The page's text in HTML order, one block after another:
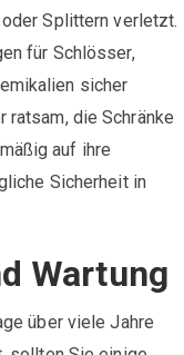
oder Splittern verletzt.
für Schlösser,
sicher
ratsam, die Schränke
auf ihre
Sicherheit in
Wartung
über viele Jahre